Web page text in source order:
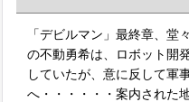
「デビルマン」最終章、
の不動勇希は、ロボット開
していたが、意に反して軍
へ・・・・・・案内された